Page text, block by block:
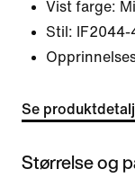
Vist farge:
Stil:
IF2044-
Se
Størrelse og